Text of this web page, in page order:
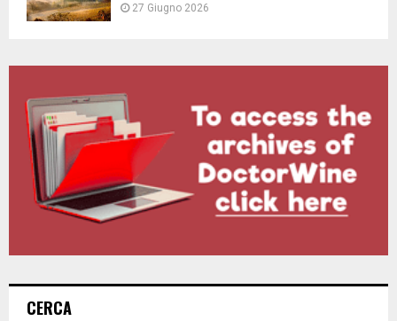
27 Giugno 2026
CERCA